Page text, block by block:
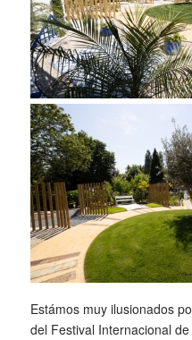
Estámos muy ilusionados
del Festival Internacional